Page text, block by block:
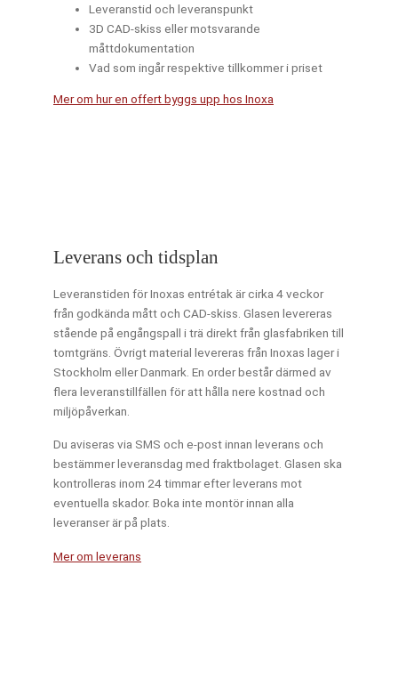
Leveranstid och leveranspunkt
3D CAD-skiss eller motsvarande
måttdokumentation
Vad som ingår respektive tillkommer i priset
Mer om hur en offert byggs upp hos Inoxa
Leverans och tidsplan
Leveranstiden för Inoxas entrétak är cirka 4 veckor
från godkända mått och CAD-skiss. Glasen levereras
stående på engångspall i trä direkt från glasfabriken till
tomtgräns. Övrigt material levereras från Inoxas lager i
Stockholm eller Danmark. En order består därmed av
flera leveranstillfällen för att hålla nere kostnad och
miljöpåverkan.
Du aviseras via SMS och e-post innan leverans och
bestämmer leveransdag med fraktbolaget. Glasen ska
kontrolleras inom 24 timmar efter leverans mot
eventuella skador. Boka inte montör innan alla
leveranser är på plats.
Mer om leverans